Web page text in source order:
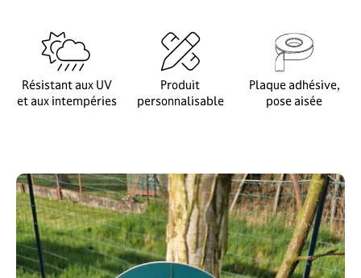
Résistant aux UV
et aux intempéries
Produit
personnalisable
Plaque adhésive,
pose aisée
Voir le récapitulatif
20,00TTC
Prix HT Prix TTC
Ajouter au panier